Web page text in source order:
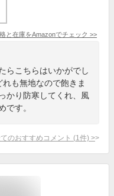
と在庫をAmazonでチェック >>
らこちらはいかがでし
も無地なので飽きま
かり防寒してくれ、風
です。
のおすすめコメント (1 件) >